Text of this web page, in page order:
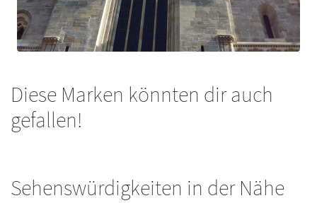
Diese Marken könnten dir auch
gefallen!
Sehenswürdigkeiten in der Nähe